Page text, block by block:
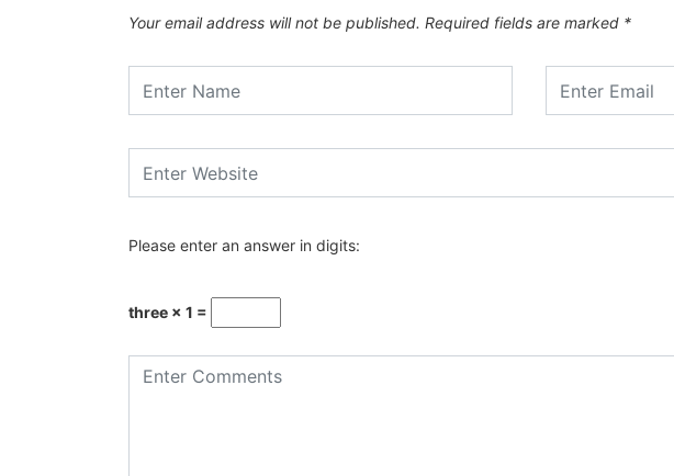
Your email address will not be published. Required fields are marked *
Please enter an answer in digits:
three × 1 =